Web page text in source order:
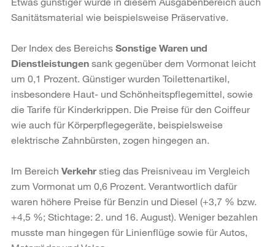
Sanitätsmaterial wie beispielsweise Präservative.
Der Index des Bereichs Sonstige Waren und
Dienstleistungen sank gegenüber dem Vormonat leicht
um 0,1 Prozent. Günstiger wurden Toilettenartikel,
insbesondere Haut- und Schönheitspflegemittel, sowie
die Tarife für Kinderkrippen. Die Preise für den Coiffeur
wie auch für Körperpflegegeräte, beispielsweise
elektrische Zahnbürsten, zogen hingegen an.
Im Bereich Verkehrstieg das Preisniveau im Vergleich
zum Vormonat um 0,6 Prozent. Verantwortlich dafür
waren höhere Preise für Benzin und Diesel (+3,7 % bzw.
+4,5 %; Stichtage: 2. und 16. August). Weniger bezahlen
musste man hingegen für Linienflüge sowie für Autos,